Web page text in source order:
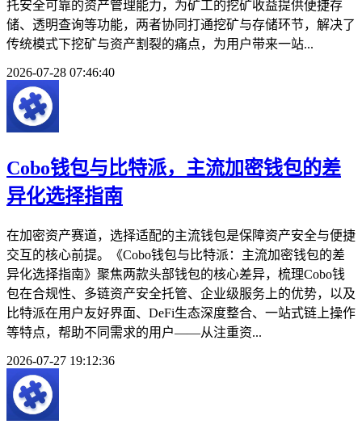
托安全可靠的资产管理能力，为矿工的挖矿收益提供便捷存
储、透明查询等功能，两者协同打通挖矿与存储环节，解决了
传统模式下挖矿与资产割裂的痛点，为用户带来一站...
2026-07-28 07:46:40
Cobo钱包与比特派，主流加密钱包的差
异化选择指南
在加密资产赛道，选择适配的主流钱包是保障资产安全与便捷
交互的核心前提。《Cobo钱包与比特派：主流加密钱包的差
异化选择指南》聚焦两款头部钱包的核心差异，梳理Cobo钱
包在合规性、多链资产安全托管、企业级服务上的优势，以及
比特派在用户友好界面、DeFi生态深度整合、一站式链上操作
等特点，帮助不同需求的用户——从注重资...
2026-07-27 19:12:36